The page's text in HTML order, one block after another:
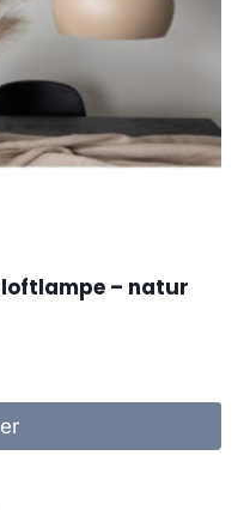
loftlampe – natur